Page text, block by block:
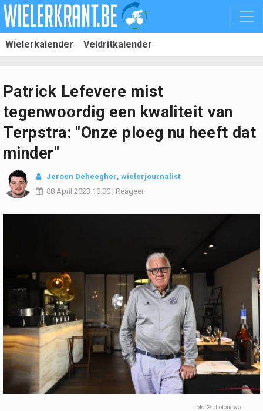
Wielerkalender Veldritkalender
Patrick Lefevere mist
tegenwoordig een kwaliteit van
Terpstra: "Onze ploeg nu heeft dat
minder"
Jeroen Deheegher, wielerjournalist
08 April 2023 10:00 | Reageer
Foto: © photonews